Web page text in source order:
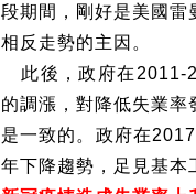
段期間，剛好是美國雷
相反走勢的主因。
此後，政府在 2011-
的調漲，對降低失業
是一致的。政府在2017
年下降趨勢，足見基本